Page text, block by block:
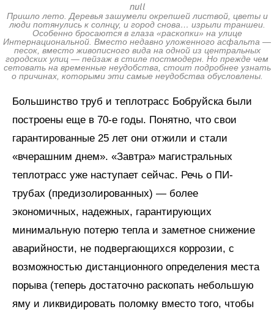
null
Пришло лето. Деревья зашумели окрепшей листвой, цветы и
люди потянулись к солнцу, и город снова… изрыли траншеи.
Особенно бросаются в глаза «раскопки» на улице
Интернациональной. Вместо недавно уложенного асфальта —
песок, вместо живописного вида на одной из центральных
городских улиц — пейзаж в стиле постмодерн. Но прежде чем
сетовать на временные неудобства, стоит подробнее узнать
о причинах, которыми эти самые неудобства обусловлены.
Большинство труб и теплотрасс Бобруйска были
построены еще в 70-е годы. Понятно, что свои
гарантированные 25 лет они отжили и стали
«вчерашним днем». «Завтра» магистральных
теплотрасс уже наступает сейчас. Речь о ПИ-
трубах (предизолированных) — более
экономичных, надежных, гарантирующих
минимальную потерю тепла и заметное снижение
аварийности, не подвергающихся коррозии, с
возможностью дистанционного определения места
порыва (теперь достаточно раскопать небольшую
яму и ликвидировать поломку вместо того, чтобы